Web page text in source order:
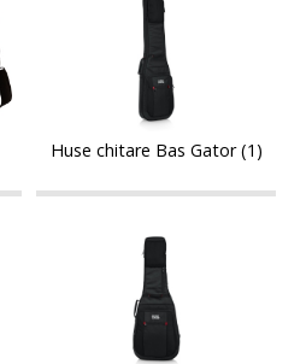
Huse chitare Bas Gator (1)